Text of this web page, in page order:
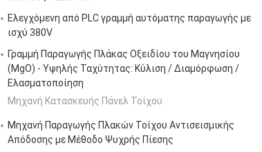
Ελεγχόμενη από PLC γραμμή αυτόματης παραγωγής με
ισχύ 380V
Γραμμή Παραγωγής Πλάκας Οξειδίου του Μαγνησίου
(MgO) - Υψηλής Ταχύτητας: Κύλιση / Διαμόρφωση /
Ελασματοποίηση
Μηχανή Κατασκευής Πάνελ Τοίχου
Μηχανή Παραγωγής Πλακών Τοίχου Αντισεισμικής
Απόδοσης με Μέθοδο Ψυχρής Πίεσης